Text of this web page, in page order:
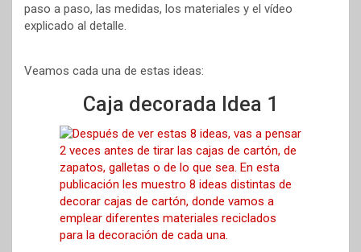
paso a paso, las medidas, los materiales y el vídeo
explicado al detalle.
Veamos cada una de estas ideas:
Caja decorada Idea 1